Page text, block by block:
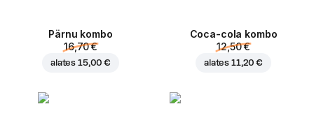
Pärnu kombo
16,70 €
alates 15,00 €
Coca-cola kombo
12,50 €
alates 11,20 €